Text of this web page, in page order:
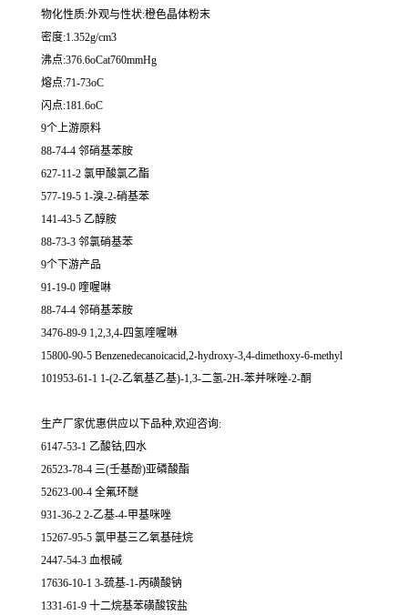
物化性质:外观与性状:橙色晶体粉末
密度:1.352g/cm3
沸点:376.6oCat760mmHg
熔点:71-73oC
闪点:181.6oC
9个上游原料
88-74-4 邻硝基苯胺
627-11-2 氯甲酸氯乙酯
577-19-5 1-溴-2-硝基苯
141-43-5 乙醇胺
88-73-3 邻氯硝基苯
9个下游产品
91-19-0 喹喔啉
88-74-4 邻硝基苯胺
3476-89-9 1,2,3,4-四氢喹喔啉
15800-90-5 Benzenedecanoicacid,2-hydroxy-3,4-dimethoxy-6-methyl
101953-61-1 1-(2-乙氧基乙基)-1,3-二氢-2H-苯并咪唑-2-酮
生产厂家优惠供应以下品种,欢迎咨询:
6147-53-1 乙酸钴,四水
26523-78-4 三(壬基酚)亚磷酸酯
52623-00-4 全氟环醚
931-36-2 2-乙基-4-甲基咪唑
15267-95-5 氯甲基三乙氧基硅烷
2447-54-3 血根碱
17636-10-1 3-巯基-1-丙磺酸钠
1331-61-9 十二烷基苯磺酸铵盐